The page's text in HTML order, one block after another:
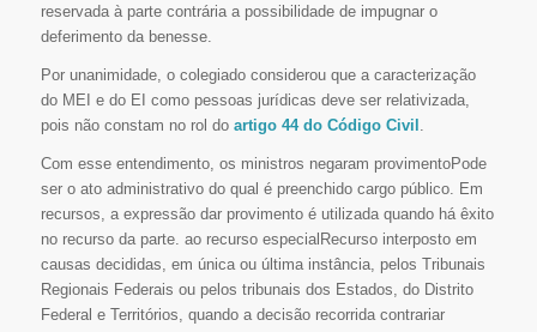
reservada à parte contrária a possibilidade de impugnar o
deferimento da benesse.
Por unanimidade, o colegiado considerou que a caracterização
do MEI e do EI como pessoas jurídicas deve ser relativizada,
pois não constam no rol do artigo 44 do Código Civil
Com esse entendimento, os ministros negaram provimentoPode
ser o ato administrativo do qual é preenchido cargo público. Em
recursos, a expressão dar provimento é utilizada quando há êxito
no recurso da parte. ao recurso especialRecurso interposto em
causas decididas, em única ou última instância, pelos Tribunais
Regionais Federais ou pelos tribunais dos Estados, do Distrito
Federal e Territórios, quando a decisão recorrida contrariar